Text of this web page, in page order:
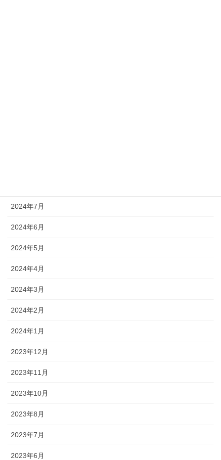
2024年7月
2024年6月
2024年5月
2024年4月
2024年3月
2024年2月
2024年1月
2023年12月
2023年11月
2023年10月
2023年8月
2023年7月
2023年6月